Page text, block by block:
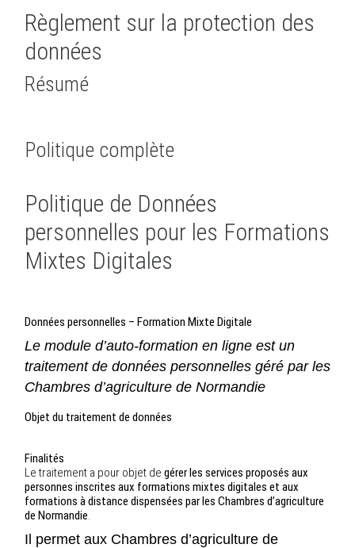
Règlement sur la protection des
données
Résumé
Politique complète
Politique de Données
personnelles pour les Formations
Mixtes Digitales
Données personnelles – Formation Mixte Digitale
Le module d’auto-formation en ligne est un
traitement de données personnelles géré par les
Chambres d’agriculture de Normandie
Objet du traitement de données
Finalités
Le traitement a pour objet de gérer les services proposés aux
personnes inscrites aux formations mixtes digitales et aux
formations à distance dispensées par les Chambres d’agriculture
de Normandie.
Il permet aux Chambres d’agriculture de